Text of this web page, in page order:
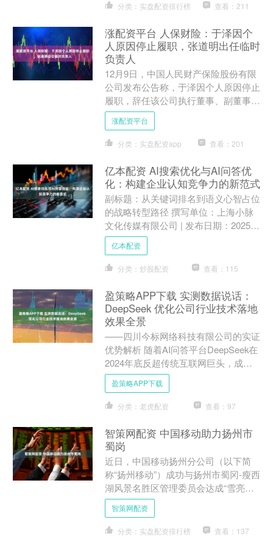
分类：实盘配资排行榜 查看：211
涨配资平台 人保财险：于泽因个
人原因停止履职，张道明出任临时
负责人
12月9日，中国人民财产保险股份有限
公司发布公告称，于泽因个人原因停止
履职，辞任该公司执行董事、副董事
长、总裁等所有职务，该公司董事会指
定张道明为临时负责人，临....
涨配资平台
分类：实盘配资app 查看：201
亿本配资 AI搜索优化与AI问答优
化：构建企业认知竞争力的新范式
副标题：从关键词排名到语义心智占位
的战略转型路径 撰写单位：上海小脉
文化传媒有限公司 | 发布日期：2025年
9月1日 摘要 随着生成式AI的快速普
及，信息分发....
亿本配资
分类：炒股配资 查看：115
盈策略APP下载 实测数据说话：
DeepSeek 优化公司行业技术落地
效果全景
——四川今标网络科技有限公司的实证
优势解析 随着AI问答平台DeepSeek在
2024年底反超传统互联网巨头，成为
行业新龙头，企业面临着一个严峻现
实：若无法在A....
盈策略APP下载
分类：老虎配资 查看：97
智策网配资 中国移动助力扬州市
蜀岗
近日，中国移动扬州分公司（以下简
称“扬州移动”）成功与扬州市蜀冈-瘦西
湖风景名胜区管理委员会达成“雪亮工
程”五期建设项目。此次合作标志着扬
州移动在智慧景区与智慧....
智策网配资
分类：实盘配资排行榜 查看：137